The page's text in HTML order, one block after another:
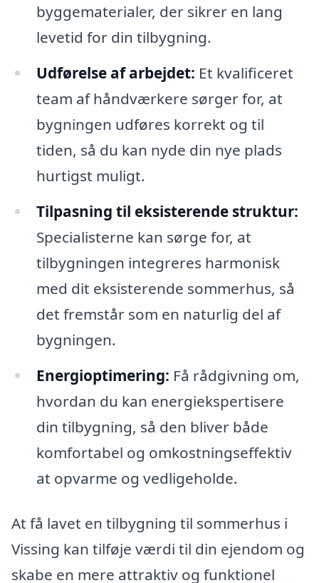
byggematerialer, der sikrer en lang
levetid for din tilbygning.
Udførelse af arbejdet: Et kvalificeret
team af håndværkere sørger for, at
bygningen udføres korrekt og til
tiden, så du kan nyde din nye plads
hurtigst muligt.
Tilpasning til eksisterende struktur:
Specialisterne kan sørge for, at
tilbygningen integreres harmonisk
med dit eksisterende sommerhus, så
det fremstår som en naturlig del af
bygningen.
Energioptimering: Få rådgivning om,
hvordan du kan energiekspertisere
din tilbygning, så den bliver både
komfortabel og omkostningseffektiv
at opvarme og vedligeholde.
At få lavet en tilbygning til sommerhus i
Vissing kan tilføje værdi til din ejendom og
skabe en mere attraktiv og funktionel